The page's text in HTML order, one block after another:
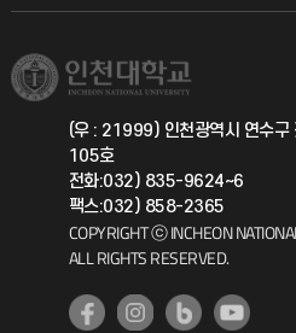
취업정보(학생)
학생서비스 지킴이
총동문회
국제지원과
공자아카데미
기초교육원
(우 : 21999) 인천광역시 연수구
105호
전화:032) 835-9624~6
팩스:032) 858-2365
COPYRIGHT ⓒ INCHEON
ALL RIGHTS RESERVED.